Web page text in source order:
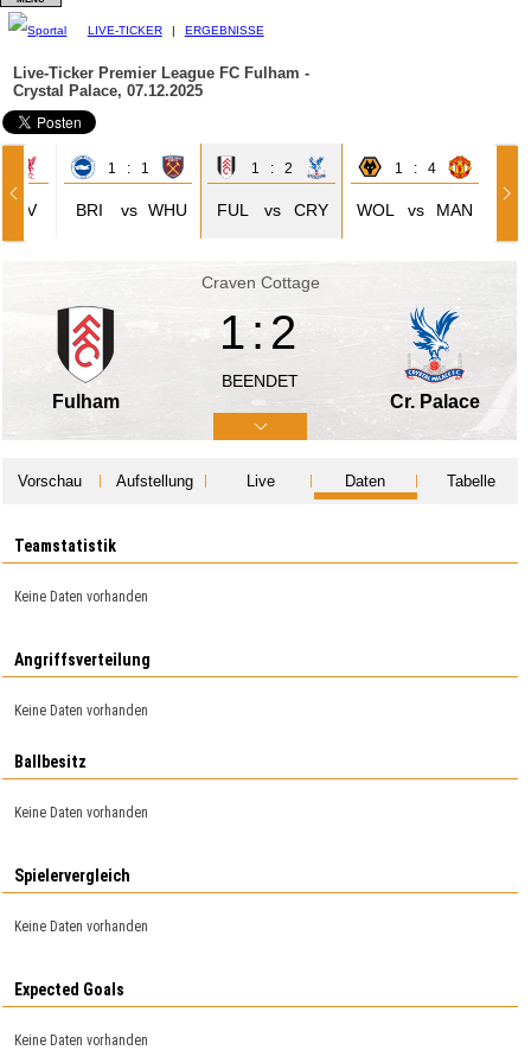
LIVE-TICKER | ERGEBNISSE
Live-Ticker Premier League FC Fulham -
Crystal Palace, 07.12.2025
LIV
1 : 1
BRI vs WHU
1 : 2
FUL vs CRY
1 : 4
WOL vs MAN
Craven Cottage
Fulham
1:2
BEENDET
Cr. Palace
Vorschau Aufstellung Live Daten Tabelle
Teamstatistik
Keine Daten vorhanden
Angriffsverteilung
Keine Daten vorhanden
Ballbesitz
Keine Daten vorhanden
Spielervergleich
Keine Daten vorhanden
Expected Goals
Keine Daten vorhanden